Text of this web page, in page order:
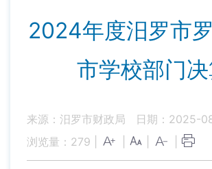
2024年度汨罗市
市学校部门
来源：汨罗市财政局
日期：2025-
浏览量： 279